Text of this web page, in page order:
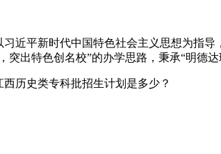
近平新时代中国特色社会主义思想为指导
出特色创名校”的办学思路，秉承“明德